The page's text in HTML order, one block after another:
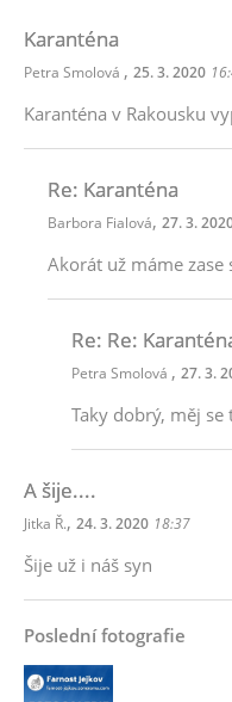
Karanténa
Petra Smolová , 25. 3. 2020
Karanténa v Rakousku
Re: Karanténa
Barbora Fialová, 27. 3.
Akorát už máme zase
Re: Re:
Petra Smolová , 27. 3.
Taky dobrý, měj se
A šije....
Jitka Ř., 24. 3. 2020 18:37
Šije už i náš syn
Poslední fotografie